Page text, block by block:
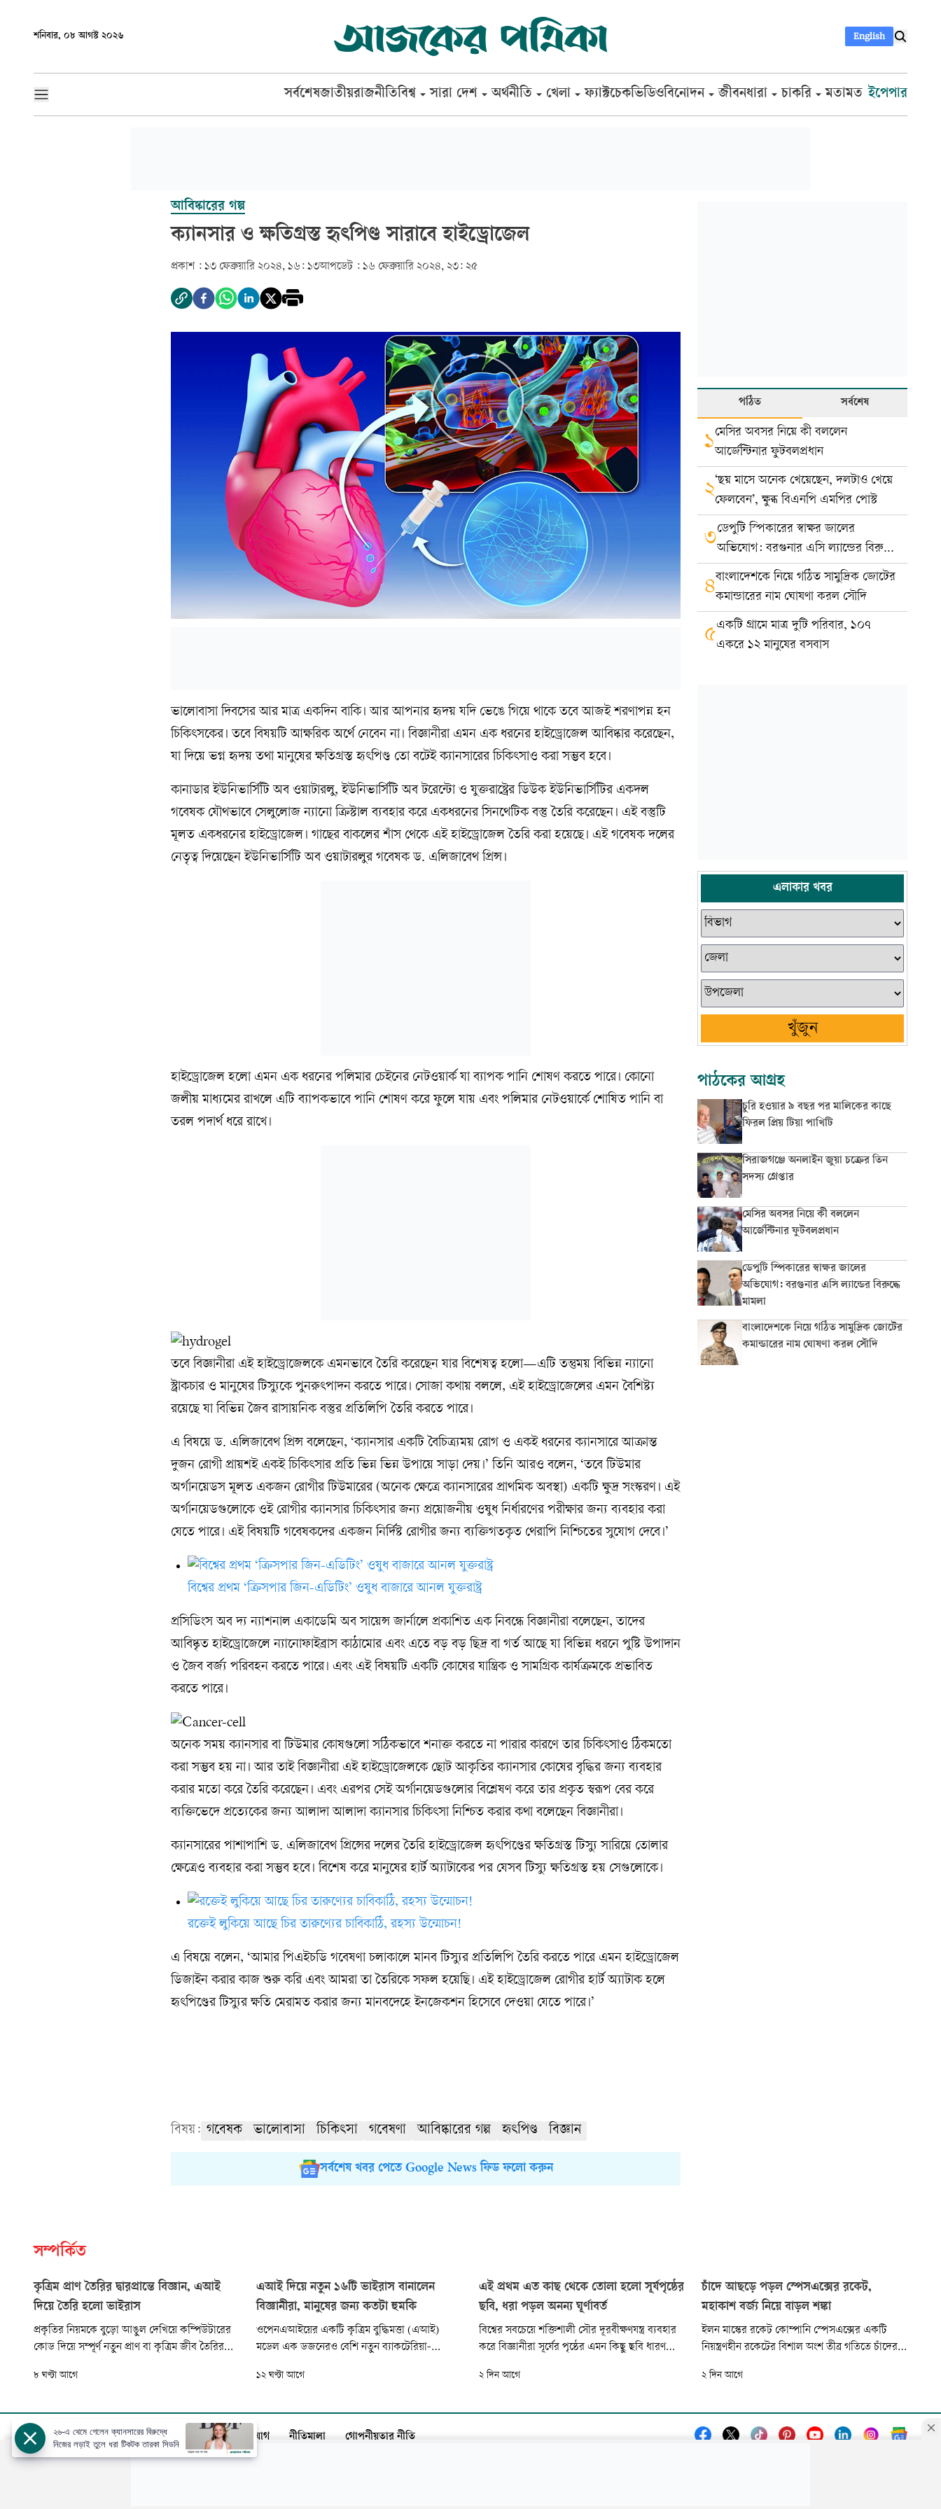
শনিবার, ০৮ আগস্ট ২০২৬ English
সর্বশেষজাতীয়রাজনীতিবিশ্ব সারা দেশ অর্থনীতি খেলা ফ্যাক্টচেকভিডিওবিনোদন জীবনধারা চাকরি মতামত ইপেপার
আবিষ্কারের গল্প
ক্যানসার ও ক্ষতিগ্রস্ত হৃৎপিণ্ড সারাবে হাইড্রোজেল
প্রকাশ : ১৩ ফেব্রুয়ারি ২০২৪, ১৬: ১৩আপডেট : ১৬ ফেব্রুয়ারি ২০২৪, ২৩: ২৫
ভালোবাসা দিবসের আর মাত্র একদিন বাকি। আর আপনার হৃদয় যদি ভেঙে গিয়ে থাকে তবে আজই শরণাপন্ন হন
চিকিৎসকের। তবে বিষয়টি আক্ষরিক অর্থে নেবেন না। বিজ্ঞানীরা এমন এক ধরনের হাইড্রোজেল আবিষ্কার করেছেন,
যা দিয়ে ভগ্ন হৃদয় তথা মানুষের ক্ষতিগ্রস্ত হৃৎপিণ্ড তো বটেই ক্যানসারের চিকিৎসাও করা সম্ভব হবে।
কানাডার ইউনিভার্সিটি অব ওয়াটারলু, ইউনিভার্সিটি অব টরেন্টো ও যুক্তরাষ্ট্রের ডিউক ইউনিভার্সিটির একদল
গবেষক যৌথভাবে সেলুলোজ ন্যানো ক্রিস্টাল ব্যবহার করে একধরনের সিনথেটিক বস্তু তৈরি করেছেন। এই বস্তুটি
মূলত একধরনের হাইড্রোজেল। গাছের বাকলের শাঁস থেকে এই হাইড্রোজেল তৈরি করা হয়েছে। এই গবেষক দলের
নেতৃত্ব দিয়েছেন ইউনিভার্সিটি অব ওয়াটারলুর গবেষক ড. এলিজাবেথ প্রিন্স।
হাইড্রোজেল হলো এমন এক ধরনের পলিমার চেইনের নেটওয়ার্ক যা ব্যাপক পানি শোষণ করতে পারে। কোনো
জলীয় মাধ্যমের রাখলে এটি ব্যাপকভাবে পানি শোষণ করে ফুলে যায় এবং পলিমার নেটওয়ার্কে শোষিত পানি বা
তরল পদার্থ ধরে রাখে।
তবে বিজ্ঞানীরা এই হাইড্রোজেলকে এমনভাবে তৈরি করেছেন যার বিশেষত্ব হলো—এটি তন্তুময় বিভিন্ন ন্যানো
স্ট্রাকচার ও মানুষের টিস্যুকে পুনরুৎপাদন করতে পারে। সোজা কথায় বললে, এই হাইড্রোজেলের এমন বৈশিষ্ট্য
রয়েছে যা বিভিন্ন জৈব রাসায়নিক বস্তুর প্রতিলিপি তৈরি করতে পারে।
এ বিষয়ে ড. এলিজাবেথ প্রিন্স বলেছেন, ‘ক্যানসার একটি বৈচিত্র্যময় রোগ ও একই ধরনের ক্যানসারে আক্রান্ত
দুজন রোগী প্রায়শই একই চিকিৎসার প্রতি ভিন্ন ভিন্ন উপায়ে সাড়া দেয়।’ তিনি আরও বলেন, ‘তবে টিউমার
অর্গানয়েডস মূলত একজন রোগীর টিউমারের (অনেক ক্ষেত্রে ক্যানসারের প্রাথমিক অবস্থা) একটি ক্ষুদ্র সংস্করণ। এই
অর্গানয়েডগুলোকে ওই রোগীর ক্যানসার চিকিৎসার জন্য প্রয়োজনীয় ওষুধ নির্ধারণের পরীক্ষার জন্য ব্যবহার করা
যেতে পারে। এই বিষয়টি গবেষকদের একজন নির্দিষ্ট রোগীর জন্য ব্যক্তিগতকৃত থেরাপি নিশ্চিতের সুযোগ দেবে।’
বিশ্বের প্রথম ‘ক্রিসপার জিন-এডিটিং’ ওষুধ বাজারে আনল যুক্তরাষ্ট্র
প্রসিডিংস অব দ্য ন্যাশনাল একাডেমি অব সায়েন্স জার্নালে প্রকাশিত এক নিবন্ধে বিজ্ঞানীরা বলেছেন, তাদের
আবিষ্কৃত হাইড্রোজেলে ন্যানোফাইব্রাস কাঠামোর এবং এতে বড় বড় ছিদ্র বা গর্ত আছে যা বিভিন্ন ধরনে পুষ্টি উপাদান
ও জৈব বর্জ্য পরিবহন করতে পারে। এবং এই বিষয়টি একটি কোষের যান্ত্রিক ও সামগ্রিক কার্যক্রমকে প্রভাবিত
করতে পারে।
অনেক সময় ক্যানসার বা টিউমার কোষগুলো সঠিকভাবে শনাক্ত করতে না পারার কারণে তার চিকিৎসাও ঠিকমতো
করা সম্ভব হয় না। আর তাই বিজ্ঞানীরা এই হাইড্রোজেলকে ছোট আকৃতির ক্যানসার কোষের বৃদ্ধির জন্য ব্যবহার
করার মতো করে তৈরি করেছেন। এবং এরপর সেই অর্গানয়েডগুলোর বিশ্লেষণ করে তার প্রকৃত স্বরূপ বের করে
ব্যক্তিভেদে প্রত্যেকের জন্য আলাদা আলাদা ক্যানসার চিকিৎসা নিশ্চিত করার কথা বলেছেন বিজ্ঞানীরা।
ক্যানসারের পাশাপাশি ড. এলিজাবেথ প্রিন্সের দলের তৈরি হাইড্রোজেল হৃৎপিণ্ডের ক্ষতিগ্রস্ত টিস্যু সারিয়ে তোলার
ক্ষেত্রেও ব্যবহার করা সম্ভব হবে। বিশেষ করে মানুষের হার্ট অ্যাটাকের পর যেসব টিস্যু ক্ষতিগ্রস্ত হয় সেগুলোকে।
রক্তেই লুকিয়ে আছে চির তারুণ্যের চাবিকাঠি, রহস্য উন্মোচন!
এ বিষয়ে বলেন, ‘আমার পিএইচডি গবেষণা চলাকালে মানব টিস্যুর প্রতিলিপি তৈরি করতে পারে এমন হাইড্রোজেল
ডিজাইন করার কাজ শুরু করি এবং আমরা তা তৈরিকে সফল হয়েছি। এই হাইড্রোজেল রোগীর হার্ট অ্যাটাক হলে
হৃৎপিণ্ডের টিস্যুর ক্ষতি মেরামত করার জন্য মানবদেহে ইনজেকশন হিসেবে দেওয়া যেতে পারে।’
বিষয়: গবেষক ভালোবাসা চিকিৎসা গবেষণা আবিষ্কারের গল্প হৃৎপিণ্ড বিজ্ঞান
সর্বশেষ খবর পেতে Google News ফিড ফলো করুন
পঠিত সর্বশেষ
১মেসির অবসর নিয়ে কী বললেন
আর্জেন্টিনার ফুটবলপ্রধান
২‘ছয় মাসে অনেক খেয়েছেন, দলটাও খেয়ে
ফেলবেন’, ক্ষুব্ধ বিএনপি এমপির পোস্ট
৩ডেপুটি স্পিকারের স্বাক্ষর জালের
অভিযোগ: বরগুনার এসি ল্যান্ডের বিরুদ্ধে
মামলা
৪বাংলাদেশকে নিয়ে গঠিত সামুদ্রিক জোটের
কমান্ডারের নাম ঘোষণা করল সৌদি
৫একটি গ্রামে মাত্র দুটি পরিবার, ১০৭
একরে ১২ মানুষের বসবাস
এলাকার খবর
খুঁজুন
পাঠকের আগ্রহ
চুরি হওয়ার ৯ বছর পর মালিকের কাছে
ফিরল প্রিয় টিয়া পাখিটি
সিরাজগঞ্জে অনলাইন জুয়া চক্রের তিন
সদস্য গ্রেপ্তার
মেসির অবসর নিয়ে কী বললেন
আর্জেন্টিনার ফুটবলপ্রধান
ডেপুটি স্পিকারের স্বাক্ষর জালের
অভিযোগ: বরগুনার এসি ল্যান্ডের বিরুদ্ধে
মামলা
বাংলাদেশকে নিয়ে গঠিত সামুদ্রিক জোটের
কমান্ডারের নাম ঘোষণা করল সৌদি
সম্পর্কিত
কৃত্রিম প্রাণ তৈরির দ্বারপ্রান্তে বিজ্ঞান, এআই
দিয়ে তৈরি হলো ভাইরাস
প্রকৃতির নিয়মকে বুড়ো আঙুল দেখিয়ে কম্পিউটারের
কোড দিয়ে সম্পূর্ণ নতুন প্রাণ বা কৃত্রিম জীব তৈরির
বুদ্ধিমত্তা বা এআই ব্যবহার করে ইতিহাসে প্রথমবারের
নকশা) তৈরি করেছেন মার্কিন যুক্তরাষ্ট্রের বিজ্ঞানীরা।
৮ ঘণ্টা আগে
এআই দিয়ে নতুন ১৬টি ভাইরাস বানালেন
বিজ্ঞানীরা, মানুষের জন্য কতটা হুমকি
ওপেনএআইয়ের একটি কৃত্রিম বুদ্ধিমত্তা (এআই)
মডেল এক ডজনেরও বেশি নতুন ব্যাকটেরিয়া-
স্ট্যানফোর্ড বিশ্ববিদ্যালয়ের বিজ্ঞানীরা এই মডেলকে
প্রশিক্ষিত করার পর সেই ধরনগুলো পুনর্লিখনের
মাধ্যমে আগে কখনো দেখা যায়নি...
১২ ঘণ্টা আগে
এই প্রথম এত কাছ থেকে তোলা হলো সূর্যপৃষ্ঠের
ছবি, ধরা পড়ল অনন্য ঘূর্ণাবর্ত
বিশ্বের সবচেয়ে শক্তিশালী সৌর দূরবীক্ষণযন্ত্র ব্যবহার
করে বিজ্ঞানীরা সূর্যের পৃষ্ঠের এমন কিছু ছবি ধারণ
বিস্তারিতভাবে দেখা সম্ভব হয়নি। নতুন এসব ছবি ও
দেখা গেছে, যা আগে পর্যবেক্ষণ করা সম্ভব ছিল না।
২ দিন আগে
চাঁদে আছড়ে পড়ল স্পেসএক্সের রকেট,
মহাকাশ বর্জ্য নিয়ে বাড়ল শঙ্কা
ইলন মাস্কের রকেট কোম্পানি স্পেসএক্সের একটি
নিয়ন্ত্রণহীন রকেটের বিশাল অংশ তীব্র গতিতে চাঁদের
‘নাসা’ এবং বিশ্বজুড়ে জ্যোতির্বিজ্ঞানীরা এ ঘটনা
২ দিন আগে
আজকের পত্রিকা বিজ্ঞাপন সার্কুলেশন যোগাযোগ নীতিমালা গোপনীয়তার নীতি
২৬-এ থেমে গেলেন ক্যানসারের বিরুদ্ধে
নিজের লড়াই তুলে ধরা টিকটক তারকা সিডনি